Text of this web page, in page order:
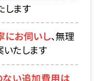
します
にお伺いし、無理
たします
い追加費用は